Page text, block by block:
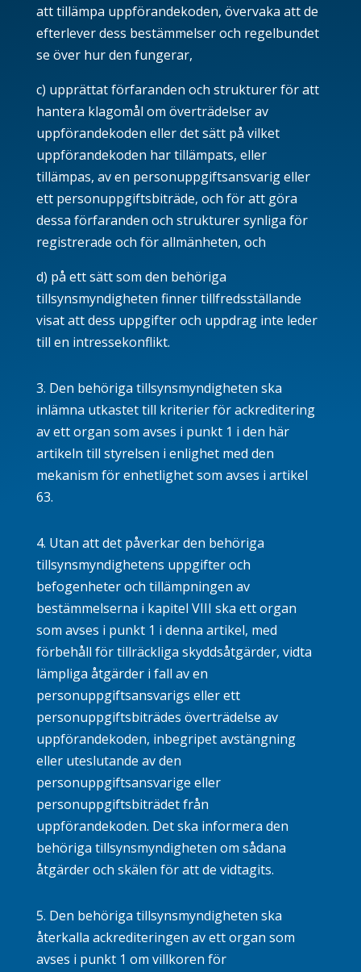
att tillämpa uppförandekoden, övervaka att de
efterlever dess bestämmelser och regelbundet
se över hur den fungerar,
c) upprättat förfaranden och strukturer för att
hantera klagomål om överträdelser av
uppförandekoden eller det sätt på vilket
uppförandekoden har tillämpats, eller
tillämpas, av en personuppgiftsansvarig eller
ett personuppgiftsbiträde, och för att göra
dessa förfaranden och strukturer synliga för
registrerade och för allmänheten, och
d) på ett sätt som den behöriga
tillsynsmyndigheten finner tillfredsställande
visat att dess uppgifter och uppdrag inte leder
till en intressekonflikt.
3. Den behöriga tillsynsmyndigheten ska
inlämna utkastet till kriterier för ackreditering
av ett organ som avses i punkt 1 i den här
artikeln till styrelsen i enlighet med den
mekanism för enhetlighet som avses i artikel
63.
4. Utan att det påverkar den behöriga
tillsynsmyndighetens uppgifter och
befogenheter och tillämpningen av
bestämmelserna i kapitel VIII ska ett organ
som avses i punkt 1 i denna artikel, med
förbehåll för tillräckliga skyddsåtgärder, vidta
lämpliga åtgärder i fall av en
personuppgiftsansvarigs eller ett
personuppgiftsbiträdes överträdelse av
uppförandekoden, inbegripet avstängning
eller uteslutande av den
personuppgiftsansvarige eller
personuppgiftsbiträdet från
uppförandekoden. Det ska informera den
behöriga tillsynsmyndigheten om sådana
åtgärder och skälen för att de vidtagits.
5. Den behöriga tillsynsmyndigheten ska
återkalla ackrediteringen av ett organ som
avses i punkt 1 om villkoren för